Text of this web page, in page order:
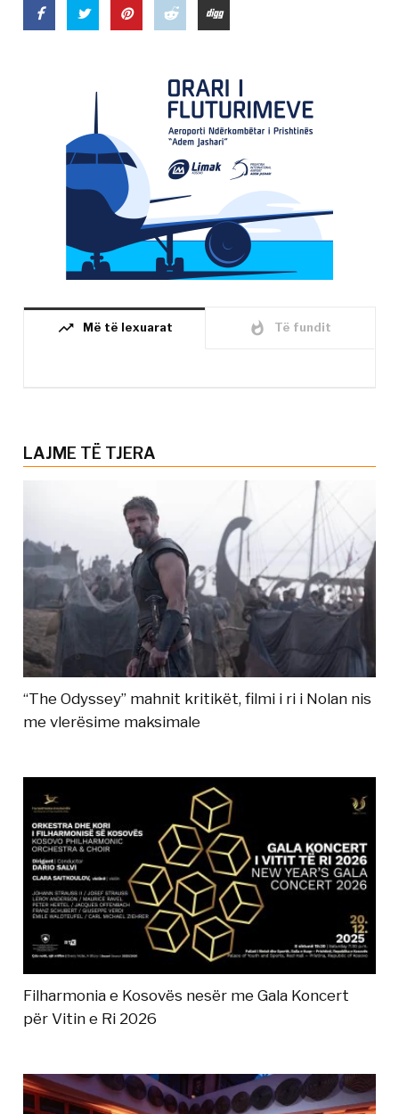
trending_up Më të lexuarat whatshot Të fundit
LAJME TË TJERA
“The Odyssey” mahnit kritikët, filmi i ri i Nolan nis
me vlerësime maksimale
Filharmonia e Kosovës nesër me Gala Koncert
për Vitin e Ri 2026